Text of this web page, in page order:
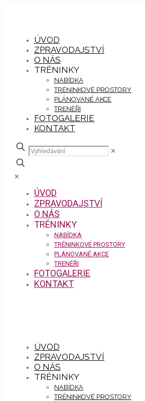
ÚVOD
ZPRAVODAJSTVÍ
O NÁS
TRÉNINKY
NABÍDKA
TRÉNINKOVÉ PROSTORY
PLÁNOVANÉ AKCE
TRENÉŘI
FOTOGALERIE
KONTAKT
✕
✕
ÚVOD
ZPRAVODAJSTVÍ
O NÁS
TRÉNINKY
NABÍDKA
TRÉNINKOVÉ PROSTORY
PLÁNOVANÉ AKCE
TRENÉŘI
FOTOGALERIE
KONTAKT
ÚVOD
ZPRAVODAJSTVÍ
O NÁS
TRÉNINKY
NABÍDKA
TRÉNINKOVÉ PROSTORY